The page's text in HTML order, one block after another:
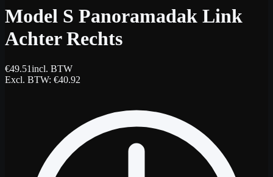
Model S Panoramadak Link
Achter Rechts
€49.51incl. BTW
Excl. BTW: €40.92